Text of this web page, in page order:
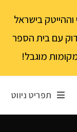
בישראל
נא לבדוק עם בית הספר
מוגבל!
תפריט ניווט